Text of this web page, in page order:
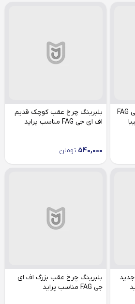
بلبرینگ چرخ جلو اف ای جی FAG
بلبرینگ چرخ عقب کوچک قدیم
اف ای جی FAG مناسب پراید
540,000 تومان
بلبرینگ چرخ عقب بزرگ اف ای
جی FAG مناسب پراید